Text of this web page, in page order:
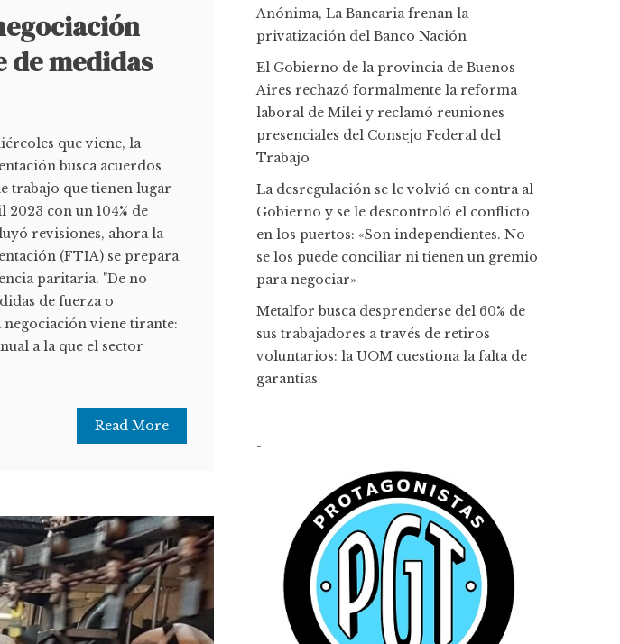
de medidas
que viene, la
busca acuerdos
trabajo que tienen lugar
con un 104% de
revisiones, ahora la
(FTIA) se prepara
paritaria. "De no
de fuerza o
viene tirante:
a la que el sector
Read More
Anónima, La Bancaria frenan la
privatización del Banco Nación
El Gobierno de la provincia de Buenos
Aires rechazó formalmente la reforma
laboral de Milei y reclamó reuniones
presenciales del Consejo Federal del
Trabajo
La desregulación se le volvió en contra al
Gobierno y se le descontroló el conflicto
en los puertos: «Son independientes. No
se los puede conciliar ni tienen un gremio
para negociar»
Metalfor busca desprenderse del 60% de
sus trabajadores a través de retiros
voluntarios: la UOM cuestiona la falta de
garantías
-